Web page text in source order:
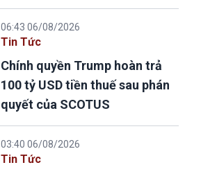
06:43 06/08/2026
Tin Tức
Chính quyền Trump hoàn trả
100 tỷ USD tiền thuế sau phán
quyết của SCOTUS
03:40 06/08/2026
Tin Tức